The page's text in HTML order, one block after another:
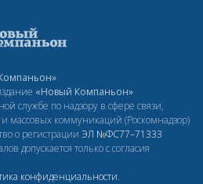
«Новый Компаньон»
службе по надзору в сфере связи,
массовых коммуникаций (Роскомнадзор)
о регистрации ЭЛ №ФС77–71333
допускается только с согласия
конфиденциальности.